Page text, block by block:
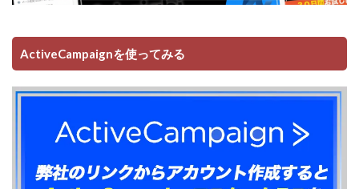
ActiveCampaignを使ってみる